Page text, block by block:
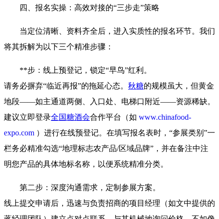
四、报名实操：高效对接的“三步走”策略
当定位清晰、资料齐全后，进入实质性的报名环节。我们
将其拆解为以下三个精准步骤：
**步：线上预登记，锁定“早鸟”红利。
请务必摒弃“临近再报”的拖延心态。 秋糖的规模虽大，但黄金
地段——如主通道两侧、入口处、电梯口附近——资源稀缺。
建议立即登录全国糖酒会合作平台（如 www.chinafood-
expo.com ）进行在线预登记。在填写报名表时，“参展类别”一
栏务必精准勾选“地理标志农产品/区域品牌”，并在备注中注
明您产品的具体地标名称，以便系统精准分类。
第二步：深度沟通需求，定制参展方案。
线上提交申请后，迅速与负责招商的项目经理（如文中提供的